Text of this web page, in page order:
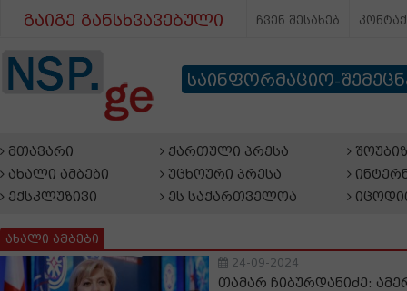
გაიგე განსხვავებული ჩვენ შესახებ
საინფორმაციო-
მთავარი
ახალი ამბები
ექსკლუზივი
ქართული პრესა
უცხოური პრესა
ეს საქართველოა
ახალი ამბები
24-09-2024
თამარ ჩიბურდანიძე: